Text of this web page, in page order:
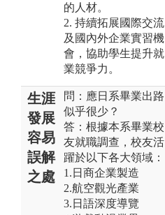
的人材。
2. 持續拓展國際交流
及國內外企業實習機
會，協助學生提升就
業競爭力。
生涯
發展
容易
誤解
之處
問：應日系畢業出路
似乎很少？
答：根據本系畢業校
友就職調查，校友活
躍於以下各大領域：
1.日商企業製造
2.航空觀光產業
3.日語深度導覽